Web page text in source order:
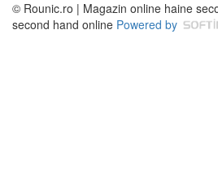
© Rounic.ro | Magazin online haine
second hand online Powered by